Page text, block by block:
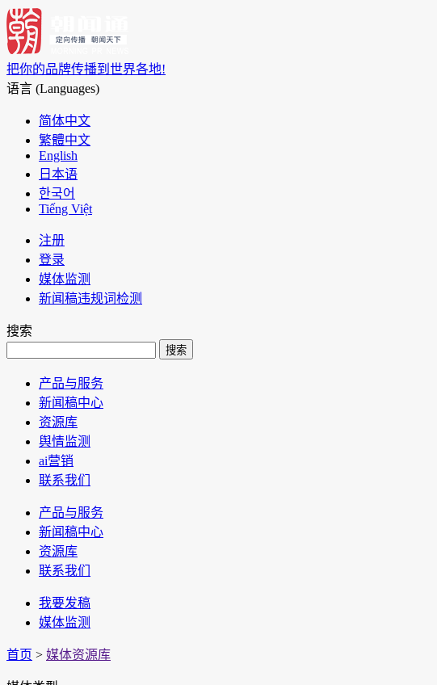
把你的品牌传播到世界各地!
语言 (Languages)
简体中文
繁體中文
English
日本语
한국어
Tiếng Việt
注册
登录
媒体监测
新闻稿违规词检测
搜索
搜索
产品与服务
新闻稿中心
资源库
舆情监测
ai营销
联系我们
产品与服务
新闻稿中心
资源库
联系我们
我要发稿
媒体监测
首页 > 媒体资源库